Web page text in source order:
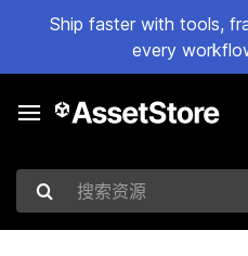
Ship faster with tools,
every
搜索资源